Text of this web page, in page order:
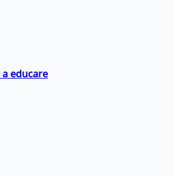
educare